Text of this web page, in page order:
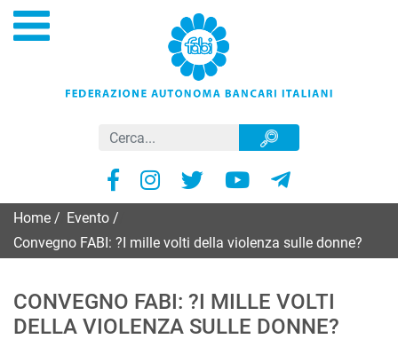
Home Evento
Convegno FABI: ?I mille volti della violenza sulle donne?
CONVEGNO FABI: ?I MILLE VOLTI
DELLA VIOLENZA SULLE DONNE?